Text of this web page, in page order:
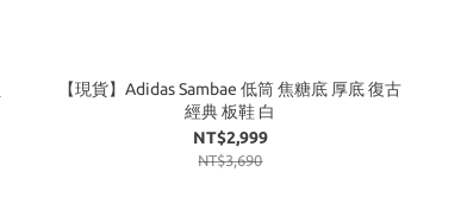
【現貨】Adidas Sambae 低筒 焦糖底 厚底 復古
經典 板鞋 白
NT$2,999
NT$3,690